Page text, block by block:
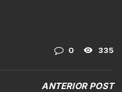
0 335
ANTERIOR POST